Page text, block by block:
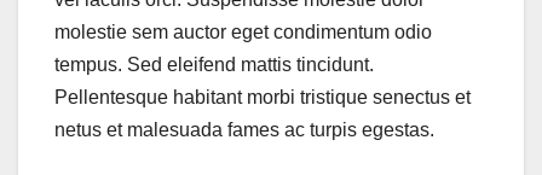
molestie sem auctor eget condimentum odio
tempus. Sed eleifend mattis tincidunt.
Pellentesque habitant morbi tristique senectus et
netus et malesuada fames ac turpis egestas.